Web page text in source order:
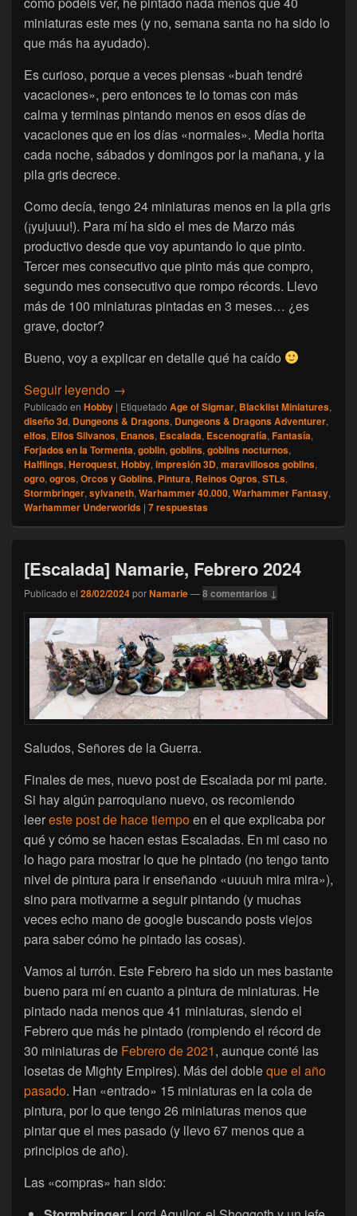
miniaturas este mes (y no, semana santa no ha sido lo
que más ha ayudado).
Es curioso, porque a veces piensas «buah tendré
vacaciones», pero entonces te lo tomas con más
calma y terminas pintando menos en esos días de
vacaciones que en los días «normales». Media horita
cada noche, sábados y domingos por la mañana, y la
pila gris decrece.
Como decía, tengo 24 miniaturas menos en la pila gris
(¡yujuuu!). Para mí ha sido el mes de Marzo más
productivo desde que voy apuntando lo que pinto.
Tercer mes consecutivo que pinto más que compro,
segundo mes consecutivo que rompo récords. Llevo
más de 100 miniaturas pintadas en 3 meses… ¿es
grave, doctor?
Bueno, voy a explicar en detalle qué ha caído
Seguir leyendo [Escalada] Namarie, Marzo 2024
→
Publicado en Hobby | Etiquetado Age of Sigmar, Blacklist Miniatures,
diseño 3d, Dungeons & Dragons, Dungeons & Dragons Adventurer,
elfos, Elfos Silvanos, Enanos, Escalada, Escenografía, Fantasía,
Forjados en la Tormenta, goblin, goblins, goblins nocturnos,
Halflings, Heroquest, Hobby, impresión 3D, maravillosos goblins,
ogro, ogros, Orcos y Goblins, Pintura, Reinos Ogros, STLs,
Stormbringer, sylvaneth, Warhammer 40.000, Warhammer Fantasy,
Warhammer Underworlds | 7respuestas
[Escalada] Namarie, Febrero 2024
Publicado el 28/02/2024porNamarie—8 comentarios ↓
Saludos, Señores de la Guerra.
Finales de mes, nuevo post de Escalada por mi parte.
Si hay algún parroquiano nuevo, os recomiendo
leereste post de hace tiempoen el que explicaba por
qué y cómo se hacen estas Escaladas. En mi caso no
lo hago para mostrar lo que he pintado (no tengo tanto
nivel de pintura para ir enseñando «uuuuh mira mira»),
sino para motivarme a seguir pintando (y muchas
veces echo mano de google buscando posts viejos
para saber cómo he pintado las cosas).
Vamos al turrón. Este Febrero ha sido un mes bastante
bueno para mí en cuanto a pintura de miniaturas. He
pintado nada menos que 41 miniaturas, siendo el
Febrero que más he pintado (rompiendo el récord de
30 miniaturas de Febrero de 2021, aunque conté las
losetas de Mighty Empires). Más del dobleque el año
pasado. Han «entrado» 15 miniaturas en la cola de
pintura, por lo que tengo 26 miniaturas menos que
pintar que el mes pasado (y llevo 67 menos que a
principios de año).
Las «compras» han sido: